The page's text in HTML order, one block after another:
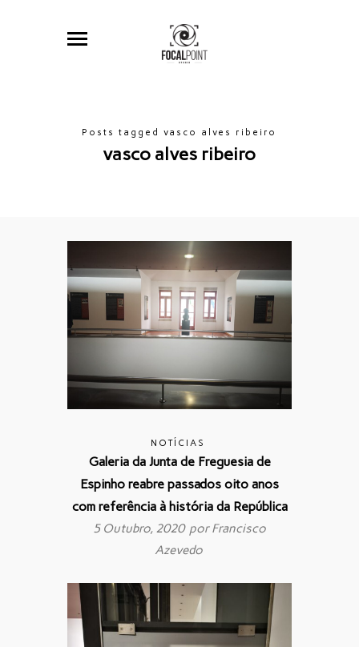
Posts tagged vasco alves ribeiro
vasco alves ribeiro
NOTÍCIAS
Galeria da Junta de Freguesia de
Espinho reabre passados oito anos
com referência à história da República
5 Outubro, 2020 porFrancisco
Azevedo